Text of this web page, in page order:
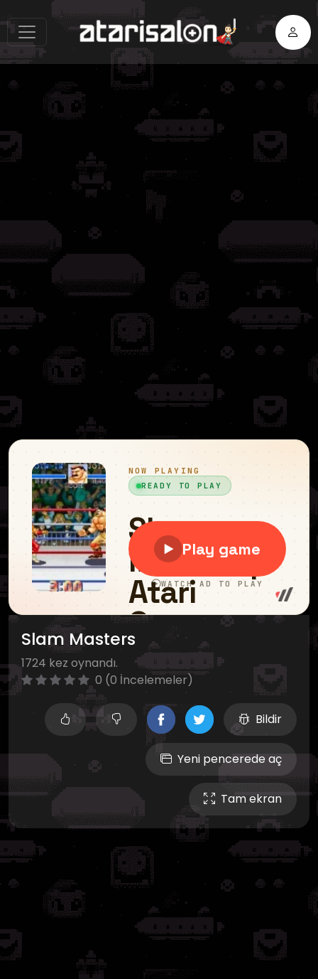
Slam Masters
1724 kez oynandı.
0 (0 İncelemeler)
Bildir
Yeni pencerede aç
Tam ekran